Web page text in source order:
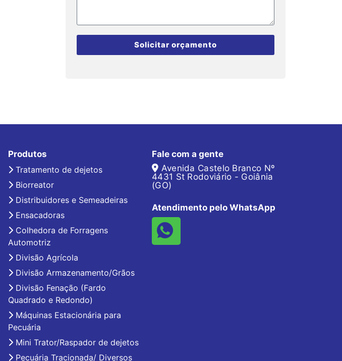
Solicitar orçamento
Produtos
Tratamento de dejetos
Biorreator
Distribuidores e Semeadeiras
Ensacadoras
Colhedora de Forragens
Automotriz
Divisão Agrícola
Divisão Armazenamento/Grãos
Divisão Fenação (Fardo
Quadrado e Redondo)
Máquinas Estacionária para
Pecuária
Mini Trator/Raspador de dejetos
Pecuária Tracionada/ Diversos
Fale com a gente
Avenida Castelo Branco Nº
4431 St Rodoviário - Goiânia
(GO)
Atendimento pelo WhatsApp